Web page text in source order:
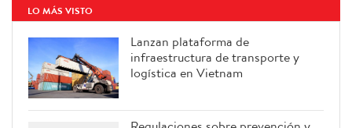
LO MÁS VISTO
Lanzan plataforma de
infraestructura de transporte y
logística en Vietnam